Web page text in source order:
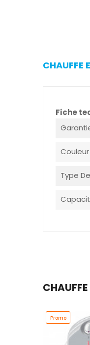
CHAUFFE
Fiche
Couleur
Type
Promo